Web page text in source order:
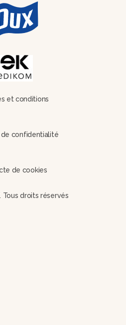
et conditions
de confidentialité
de cookies
Tous droits réservés